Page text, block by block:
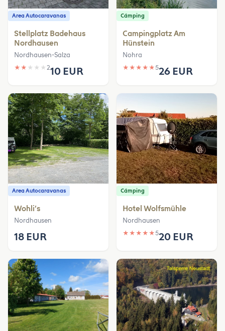
Area Autocaravanas
Stellplatz Badehaus
Nordhausen
Nordhausen-Salza
★ ★ ★ ★ ★ 210 EUR
Cámping
Campingplatz Am
Hünstein
Nohra
★ ★ ★ ★ ★526 EUR
Area Autocaravanas
Wohli‘s
Nordhausen
18 EUR
Cámping
Hotel Wolfsmühle
Nordhausen
★ ★ ★ ★ ★520 EUR